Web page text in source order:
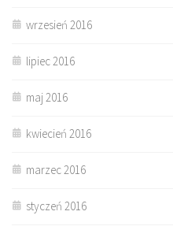
wrzesień 2016
lipiec 2016
maj 2016
kwiecień 2016
marzec 2016
styczeń 2016